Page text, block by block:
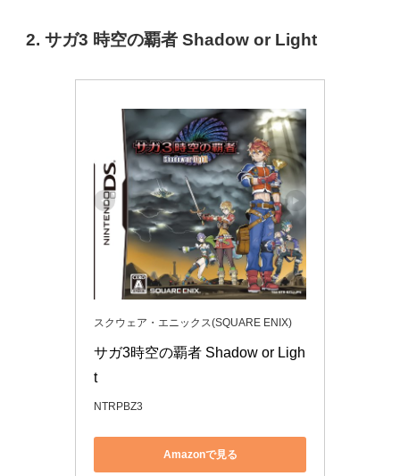
2. サガ3 時空の覇者 Shadow or Light
スクウェア・エニックス(SQUARE ENIX)
サガ3時空の覇者 Shadow or Ligh
t
NTRPBZ3
Amazonで見る